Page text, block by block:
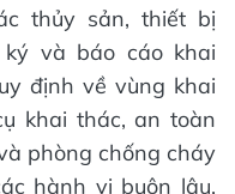
thủy sản, thiết bị
và báo cáo khai
định về vùng khai
khai thác, an toàn
phòng chống cháy
hành vi buôn lậu,